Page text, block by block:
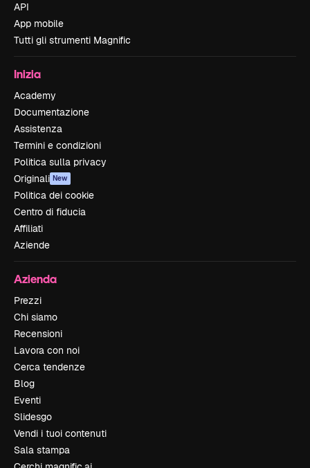
API
App mobile
Tutti gli strumenti Magnific
Inizia
Academy
Documentazione
Assistenza
Termini e condizioni
Politica sulla privacy
Originali New
Politica dei cookie
Centro di fiducia
Affiliati
Aziende
Azienda
Prezzi
Chi siamo
Recensioni
Lavora con noi
Cerca tendenze
Blog
Eventi
Slidesgo
Vendi i tuoi contenuti
Sala stampa